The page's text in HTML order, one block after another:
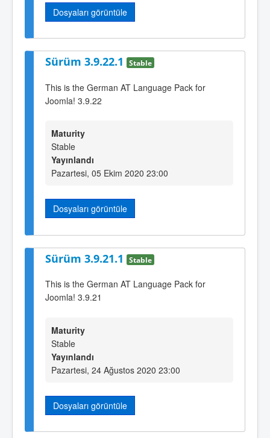
Dosyaları görüntüle
Sürüm 3.9.22.1 Stable
This is the German AT Language Pack for
Joomla! 3.9.22
Maturity
Stable
Yayınlandı
Pazartesi, 05 Ekim 2020 23:00
Dosyaları görüntüle
Sürüm 3.9.21.1 Stable
This is the German AT Language Pack for
Joomla! 3.9.21
Maturity
Stable
Yayınlandı
Pazartesi, 24 Ağustos 2020 23:00
Dosyaları görüntüle